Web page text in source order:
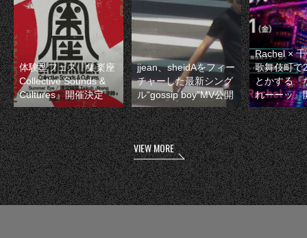
体験型フェス『集楽座
Collective Sounds &
Cultures』開催決定
jjean、sheidAをフィー
チャーした最新シング
ル“gossip boy”MV公開
Rachel ×
歌舞伎町で
とかする『
れーーッ』
VIEW MORE